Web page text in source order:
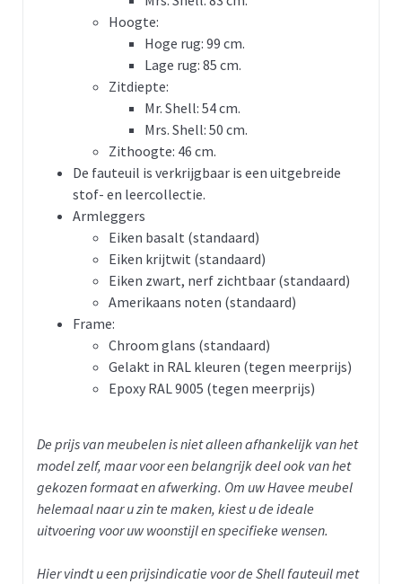
Hoogte:
Hoge rug: 99 cm.
Lage rug: 85 cm.
Zitdiepte:
Mr. Shell: 54 cm.
Mrs. Shell: 50 cm.
Zithoogte: 46 cm.
De fauteuil is verkrijgbaar is een uitgebreide
stof- en leercollectie.
Armleggers
Eiken basalt (standaard)
Eiken krijtwit (standaard)
Eiken zwart, nerf zichtbaar (standaard)
Amerikaans noten (standaard)
Frame:
Chroom glans (standaard)
Gelakt in RAL kleuren (tegen meerprijs)
Epoxy RAL 9005 (tegen meerprijs)
De prijs van meubelen is niet alleen afhankelijk van het
model zelf, maar voor een belangrijk deel ook van het
gekozen formaat en afwerking. Om uw Havee meubel
helemaal naar u zin te maken, kiest u de ideale
uitvoering voor uw woonstijl en specifieke wensen.
Hier vindt u een prijsindicatie voor de Shell fauteuil met